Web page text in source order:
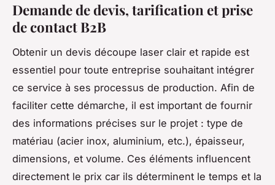
Demande de devis, tarification et prise
de contact B2B
Obtenir un devis découpe laser clair et rapide est
essentiel pour toute entreprise souhaitant intégrer
ce service à ses processus de production. Afin de
faciliter cette démarche, il est important de fournir
des informations précises sur le projet : type de
matériau (acier inox, aluminium, etc.), épaisseur,
dimensions, et volume. Ces éléments influencent
directement le prix car ils déterminent le temps et la